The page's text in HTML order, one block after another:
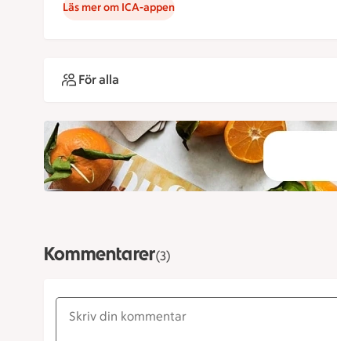
Läs mer om ICA-appen
För alla
Kommentarer(3)